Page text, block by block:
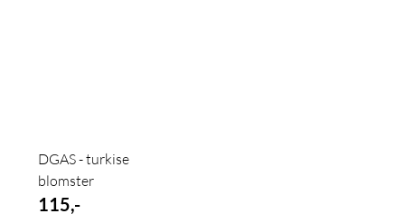
DGAS - turkise
blomster
115,-